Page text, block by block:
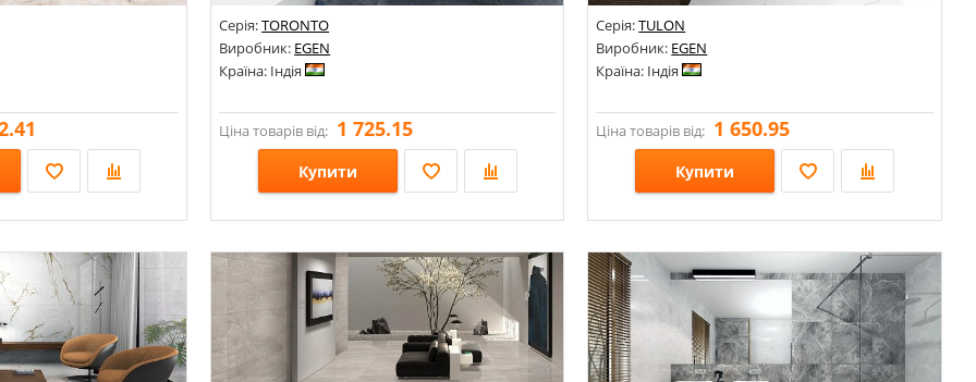
Під мармур;
Серія:TORONTO
Виробник: EGEN
Країна: Індія
Ціна товарів від: 1 725.15
Купити
Розміри: 600х600; 600х1200;
Стилі: Моноколор;
Кольори:
Серія:TULON
Виробник: EGEN
Країна: Індія
Ціна товарів від: 1 650.95
Купити
Розміри: 600х1200;
Стилі: Під мармур;
Кольори: